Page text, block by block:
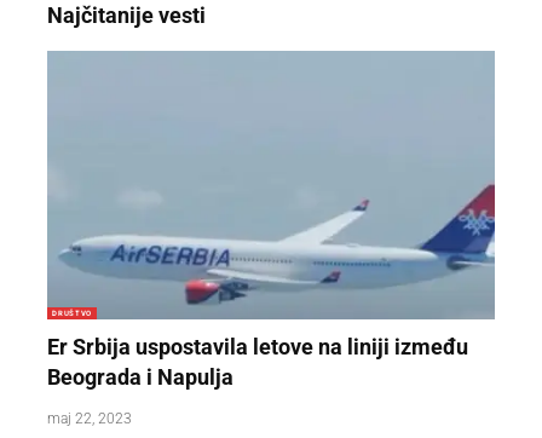
Najčitanije vesti
DRUŠTVO
Er Srbija uspostavila letove na liniji između
Beograda i Napulja
maj 22, 2023